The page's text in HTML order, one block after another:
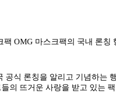
OMG 마스크팩의 국내 론칭
공식 론칭을 알리고 기념하
의 뜨거운 사랑을 받고 있